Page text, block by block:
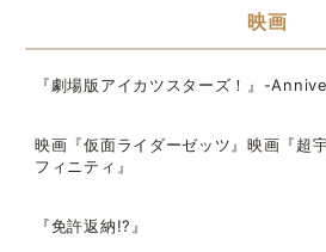
映画
『劇場版アイカツスターズ！』-
映画『仮面ライダーゼッツ』映画『超
フィニティ』
『免許返納!?』